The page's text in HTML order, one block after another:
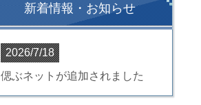
新着情報・お知らせ
2026/7/18
偲ぶネットが追加されました